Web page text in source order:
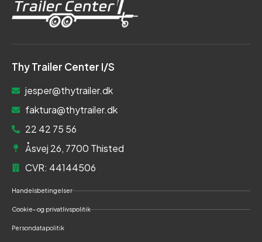
Thy Trailer Center I/S
jesper@thytrailer.dk
faktura@thytrailer.dk
22 42 75 56
Åsvej 26, 7700 Thisted
CVR: 44144506
Handelsbetingelser
Cookie- og privatlivspolitik
Persondatapolitik